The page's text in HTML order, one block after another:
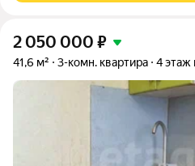
2 050 000 ₽
41,6 м² 3-комн. квартира 4 этаж